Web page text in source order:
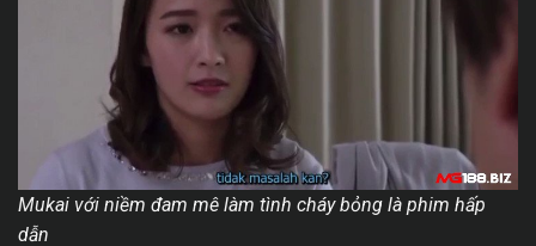
Mukai với niềm đam mê làm tình cháy bỏng là phim hấp
dẫn